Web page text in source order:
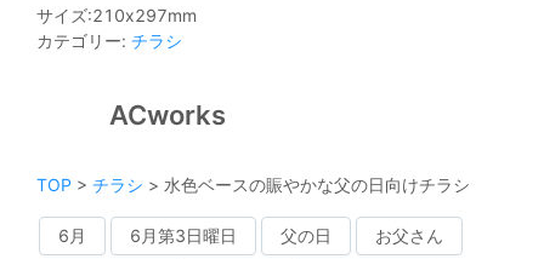
サイズ:210x297mm
カテゴリー: チラシ
ACworks
TOP > チラシ > 水色ベースの賑やかな父の日向けチラシ
6月 6月第3日曜日 父の日 お父さん